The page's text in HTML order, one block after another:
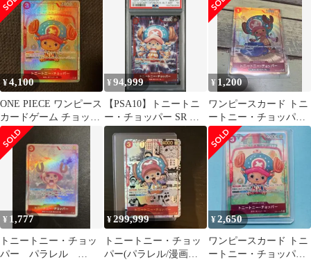
ス付
ラレル OP0
¥4,100
ONE PIECE ワンピース
カードゲーム チョッパ
ー SRP EB01-006
¥94,999
【PSA10】トニートニ
ー・チョッパー SR パ
ラレル EB01-006 SR
¥ 1,200
ワンピースカード トニ
ートニー・チョッパー
ST01-006
¥ 1,777
トニートニー・チョッ
パー パラレル
¥299,999
トニートニー・チョッ
パー(パラレル/漫画絵)
¥2,650
ワンピースカード トニ
ートニー・チョッパー